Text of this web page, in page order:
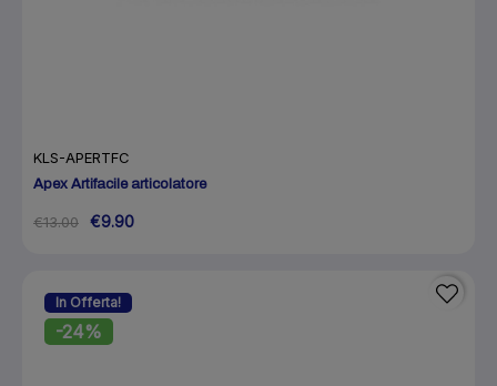
KLS-APERTFC
Apex Artifacile articolatore
€13.00 €9.90
In Offerta!
-24%